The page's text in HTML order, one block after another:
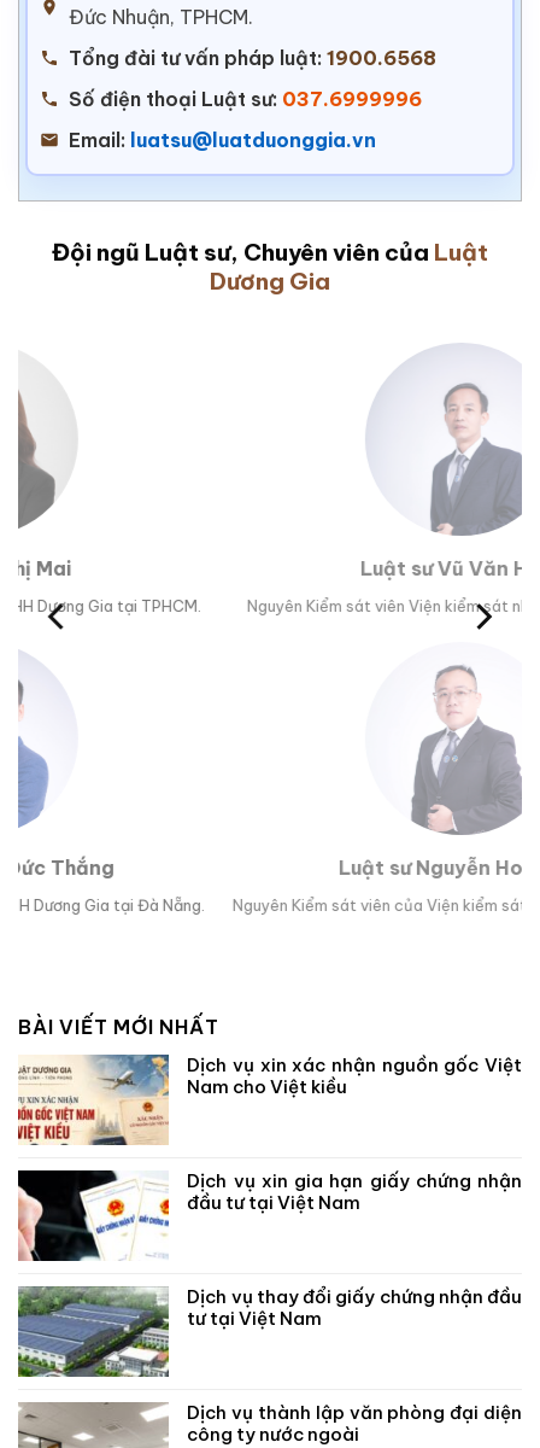
Đức Nhuận, TPHCM.
Tổng đài tư vấn pháp luật: 1900.6568
Số điện thoại Luật sư: 037.6999996
Email: luatsu@luatduonggia.vn
Đội ngũ Luật sư, Chuyên viên của Luật
Dương Gia
Luật sư Vũ Văn Huân
Nguyên Kiểm sát viên Viện kiểm sát nhân dân tỉnh Phú Yên.
Luật sư Nguyễn Hoài Bão
Nguyên Kiểm sát viên của Viện kiểm sát nhân dân TP Đà Nẵng.
BÀI VIẾT MỚI NHẤT
Dịch vụ xin xác nhận nguồn gốc Việt
Nam cho Việt kiều
Dịch vụ xin gia hạn giấy chứng nhận
đầu tư tại Việt Nam
Dịch vụ thay đổi giấy chứng nhận đầu
tư tại Việt Nam
Dịch vụ thành lập văn phòng đại diện
công ty nước ngoài